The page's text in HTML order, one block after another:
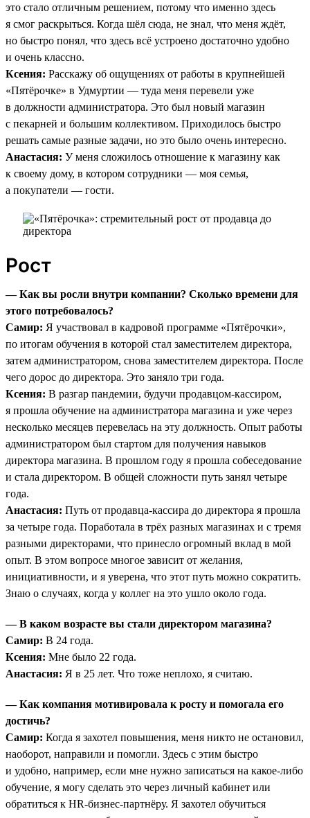
это стало отличным решением, потому что именно здесь
я смог раскрыться. Когда шёл сюда, не знал, что меня ждёт,
но быстро понял, что здесь всё устроено достаточно удобно
и очень классно.
Ксения: Расскажу об ощущениях от работы в крупнейшей
«Пятёрочке» в Удмуртии — туда меня перевели уже
в должности администратора. Это был новый магазин
с пекарней и большим коллективом. Приходилось быстро
решать самые разные задачи, но это было очень интересно.
Анастасия: У меня сложилось отношение к магазину как
к своему дому, в котором сотрудники — моя семья,
а покупатели — гости.
Рост
— Как вы росли внутри компании? Сколько времени для
этого потребовалось?
Самир: Я участвовал в кадровой программе «Пятёрочки»,
по итогам обучения в которой стал заместителем директора,
затем администратором, снова заместителем директора. После
чего дорос до директора. Это заняло три года.
Ксения: В разгар пандемии, будучи продавцом-кассиром,
я прошла обучение на администратора магазина и уже через
несколько месяцев перевелась на эту должность. Опыт работы
администратором был стартом для получения навыков
директора магазина. В прошлом году я прошла собеседование
и стала директором. В общей сложности путь занял четыре
года.
Анастасия: Путь от продавца-кассира до директора я прошла
за четыре года. Поработала в трёх разных магазинах и с тремя
разными директорами, что принесло огромный вклад в мой
опыт. В этом вопросе многое зависит от желания,
инициативности, и я уверена, что этот путь можно сократить.
Знаю о случаях, когда у коллег на это ушло около года.
— В каком возрасте вы стали директором магазина?
Самир: В 24 года.
Ксения: Мне было 22 года.
Анастасия: Я в 25 лет. Что тоже неплохо, я считаю.
— Как компания мотивировала к росту и помогала его
достичь?
Самир: Когда я захотел повышения, меня никто не остановил,
наоборот, направили и помогли. Здесь с этим быстро
и удобно, например, если мне нужно записаться на какое-либо
обучение, я могу сделать это через личный кабинет или
обратиться к HR-бизнес-партнёру. Я захотел обучиться